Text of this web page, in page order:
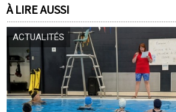
À LIRE AUSSI
ACTUALITÉS